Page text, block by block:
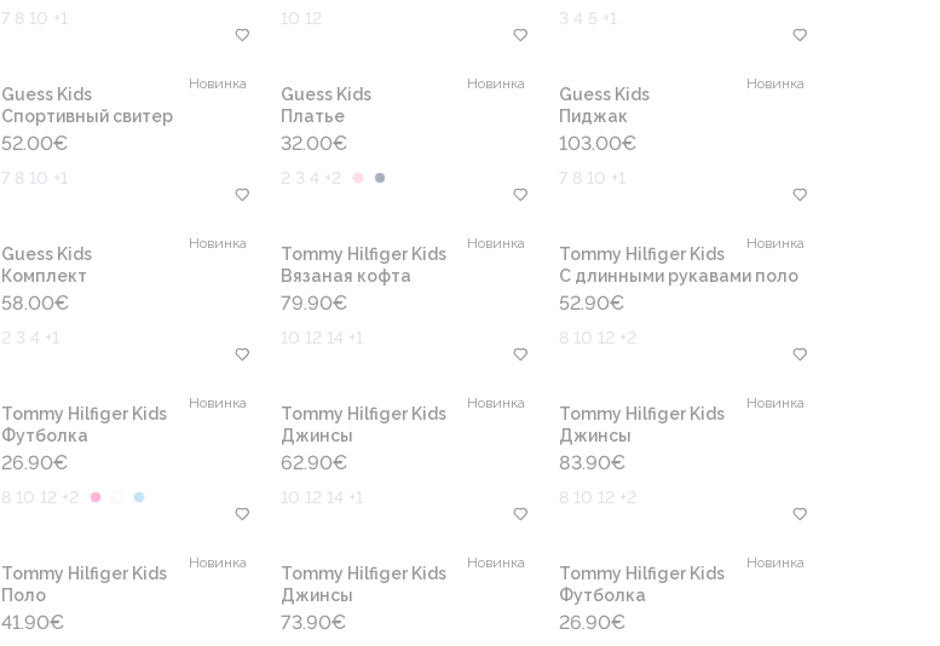
7 8 10 +1 10 12 3 4 5 +1
Новинка
Guess Kids
Cпортивный свитер
52.00€
7 8 10 +1
Новинка
Guess Kids
Платье
32.00€
2 3 4 +2
Новинка
Guess Kids
Пиджак
103.00€
7 8 10 +1
Новинка
Guess Kids
Комплект
58.00€
2 3 4 +1
Новинка
Tommy Hilfiger Kids
Вязаная кофта
79.90€
10 12 14 +1
Новинка
Tommy Hilfiger Kids
С длинными рукавами поло
52.90€
8 10 12 +2
Новинка
Tommy Hilfiger Kids
Футболка
26.90€
8 10 12 +2
Новинка
Tommy Hilfiger Kids
Джинсы
62.90€
10 12 14 +1
Новинка
Tommy Hilfiger Kids
Джинсы
83.90€
8 10 12 +2
Новинка
Tommy Hilfiger Kids
Поло
41.90€
Новинка
Tommy Hilfiger Kids
Джинсы
73.90€
Новинка
Tommy Hilfiger Kids
Футболка
26.90€